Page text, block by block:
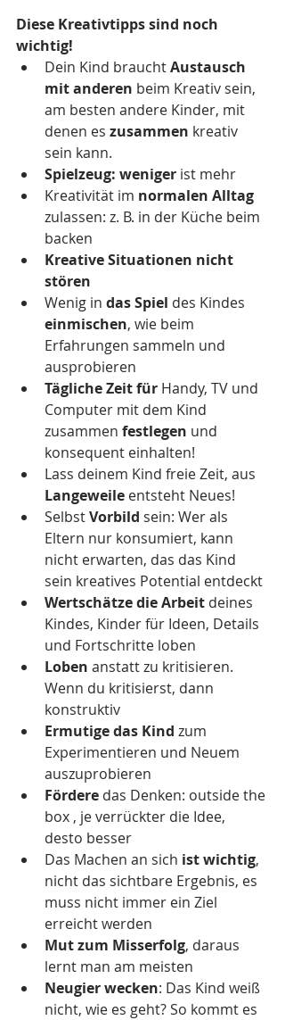
Diese Kreativtipps sind noch
wichtig!
Dein Kind braucht Austausch
mit anderen beim Kreativ sein,
am besten andere Kinder, mit
denen es zusammen kreativ
sein kann.
Spielzeug: weniger ist mehr
Kreativität im normalen Alltag
zulassen: z. B. in der Küche beim
backen
Kreative Situationen nicht
stören
Wenig in das Spiel des Kindes
einmischen, wie beim
Erfahrungen sammeln und
ausprobieren
Tägliche Zeit für Handy, TV und
Computer mit dem Kind
zusammen festlegen und
konsequent einhalten!
Lass deinem Kind freie Zeit, aus
Langeweile entsteht Neues!
Selbst Vorbild sein: Wer als
Eltern nur konsumiert, kann
nicht erwarten, das das Kind
sein kreatives Potential entdeckt
Wertschätze die Arbeit deines
Kindes, Kinder für Ideen, Details
und Fortschritte loben
Loben anstatt zu kritisieren.
Wenn du kritisierst, dann
konstruktiv
Ermutige das Kind zum
Experimentieren und Neuem
auszuprobieren
Fördere das Denken: outside the
box , je verrückter die Idee,
desto besser
Das Machen an sich ist wichtig,
nicht das sichtbare Ergebnis, es
muss nicht immer ein Ziel
erreicht werden
Mut zum Misserfolg, daraus
lernt man am meisten
Neugier wecken: Das Kind weiß
nicht, wie es geht? So kommt es